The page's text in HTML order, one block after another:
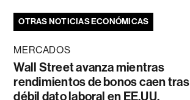
OTRAS NOTICIAS ECONÓMICAS
MERCADOS
Wall Street avanza mientras
rendimientos de bonos caen tras
débil dato laboral en EE.UU.